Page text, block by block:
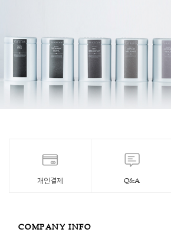
개인결제 Q&A
COMPANY INFO